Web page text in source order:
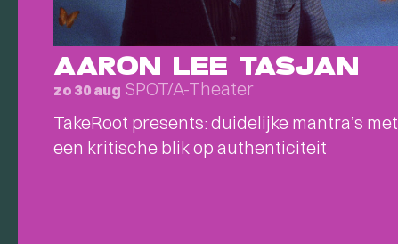
AARON LEE TASJAN
zo 30 aug SPOT/A-Theater
TakeRoot presents: duidelijke mantra’s met
een kritische blik op authenticiteit